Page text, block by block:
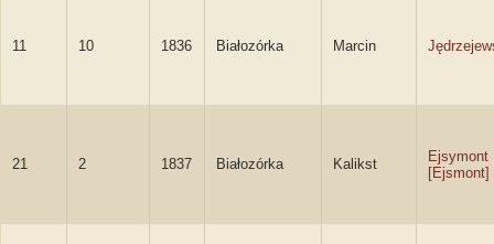
11 10 1836 Białozórka Marcin
21 2 1837 Białozórka Kalikst
Ejsymont
[Ejsmont]